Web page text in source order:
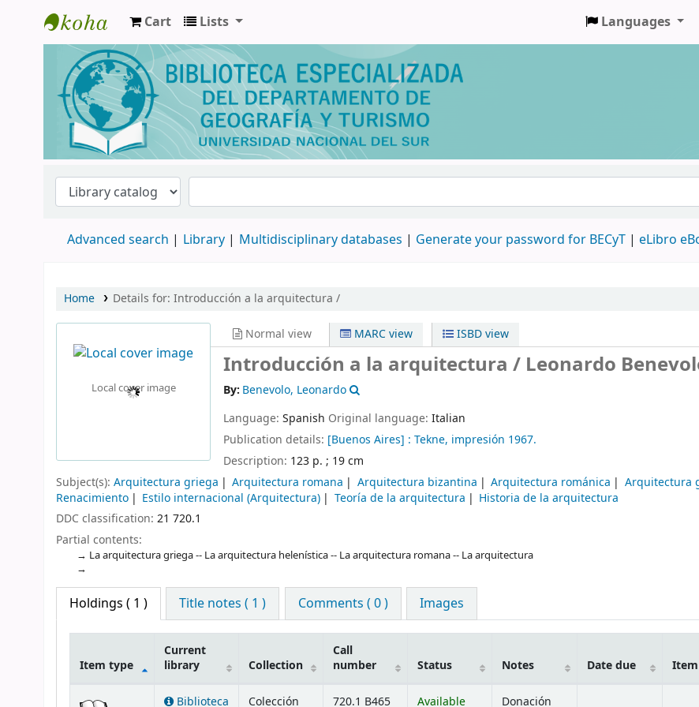
Biblioteca de Geografía y Turismo
Cart Lists Languages
Advanced search Library Multidisciplinary databases | Generate your password for BECyT | eLibro
Home Details for: Introducción a la arquitectura /
Local cover image
Normal view MARC view ISBD view
Introducción a la arquitectura / Leonardo
By: Benevolo, Leonardo
Language: Spanish Original language: Italian
Publication details: [Buenos Aires] : Tekne, impresión 1967.
Description: 123 p. ; 19 cm
Subject(s): Arquitectura griega Arquitectura romana Arquitectura bizantina Arquitectura románica
Arquitectura
Renacimiento
Estilo internacional (Arquitectura) Teoría de la arquitectura
Historia de la arquitectura
DDC classification: 21 720.1
Partial contents:
La arquitectura griega -- La arquitectura helenística -- La arquitectura romana -- La arquitectura
Holdings ( 1 ) Title notes ( 1 ) Comments ( 0 ) Images
Item type
Current
library
Collection
Call
number
Status Notes Date due
Biblioteca Colección 720.1 B465 Available Donación